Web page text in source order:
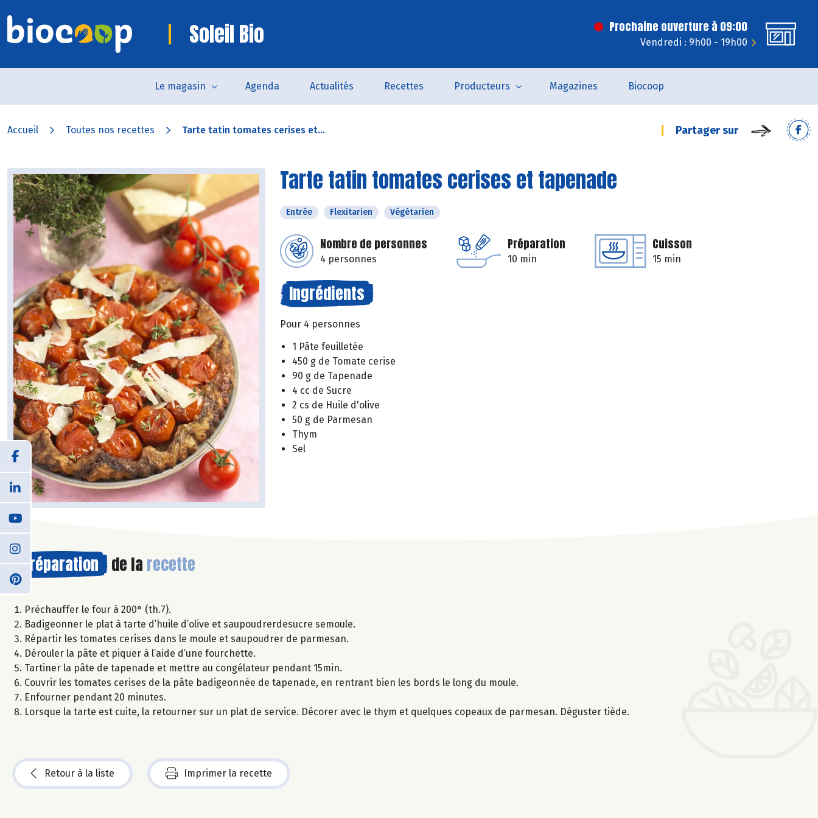
Soleil Bio Prochaine ouverture à 09:00
Vendredi : 9h00 - 19h00
Le magasin Agenda Actualités Recettes Producteurs Magazines Biocoop
Accueil Toutes nos recettes Tarte tatin tomates cerises et... Partager sur
Tarte tatin tomates cerises et tapenade
Entrée Flexitarien Végétarien
Nombre de personnes
4 personnes
Préparation
10 min
Cuisson
15 min
Ingrédients
Pour 4 personnes
1 Pâte feuilletée
450 g de Tomate cerise
90 g de Tapenade
4 cc de Sucre
2 cs de Huile d'olive
50 g de Parmesan
Thym
Sel
Préparation de la recette
Préchauffer le four à 200° (th.7).
Badigeonner le plat à tarte d’huile d’olive et saupoudrerdesucre semoule.
Répartir les tomates cerises dans le moule et saupoudrer de parmesan.
Dérouler la pâte et piquer à l’aide d’une fourchette.
Tartiner la pâte de tapenade et mettre au congélateur pendant 15min.
Couvrir les tomates cerises de la pâte badigeonnée de tapenade, en rentrant bien les bords le long du moule.
Enfourner pendant 20 minutes.
Lorsque la tarte est cuite, la retourner sur un plat de service. Décorer avec le thym et quelques copeaux de parmesan. Déguster tiède.
Retour à la liste Imprimer la recette